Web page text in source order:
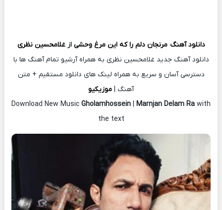
دانلود آهنگ مرنجان دلم را که این مرغ وحشی ازغلامحسین نظری
دانلود آهنگ جدید غلامحسین نظری به همراه آرشیو تمام آهنگ ها با
دسترسی آسان و سریع به همراه لینک های دانلود مستقیم + متن
آهنگ | موزیکیو
Download New Music Gholamhossein | Marnjan Delam Ra with
the text